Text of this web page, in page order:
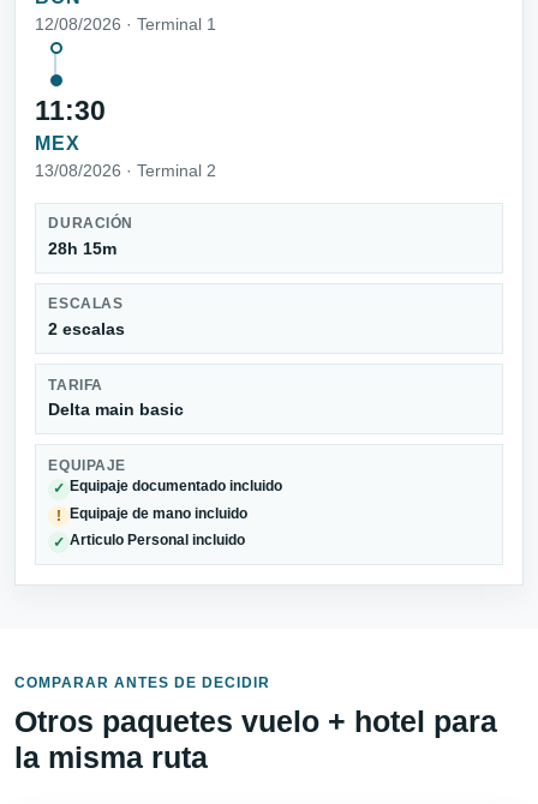
12/08/2026 · Terminal 1
11:30
MEX
13/08/2026 · Terminal 2
DURACIÓN
28h 15m
ESCALAS
2 escalas
TARIFA
Delta main basic
EQUIPAJE
✓ Equipaje documentado incluido
! Equipaje de mano incluido
✓ Articulo Personal incluido
COMPARAR ANTES DE DECIDIR
Otros paquetes vuelo + hotel para
la misma ruta